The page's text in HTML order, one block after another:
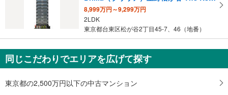
アメ横、バスのりば
京成上野駅、東京観光情報センター京成上野支所、上野公園下、下町風俗資料
館、しのばずの池、上野合同庁舎、上野労働基準監督署、東京上野税務署
７出口
ＪＲ上野駅・しのばず口、バスのりば、上野公園、上野の森美術館、東京文化
会館、国立西洋美術館、国立科学博物館、上野動物園、東京都美術館、東京国
立博物館
８出口
・各ホーム⇔各改札
・中央改札⇔中央乗換通路
・不忍改札⇔不忍口
・不忍改札⇔中央改札（改札外）
・中央改札⇔銀座線ＪＲ上野駅方面改札
・入谷改札⇔正面玄関口
・入谷改札⇔入谷通路⇔入谷口
【東京メトロ】
［日比谷線］
に
保
す
8,999万円～9,299万円
2LDK
東京都台東区松が谷2丁目45-7、46（地番）
同じこだわりでエリアを広げて探す
東京都の2,500万円以下の中古マンション